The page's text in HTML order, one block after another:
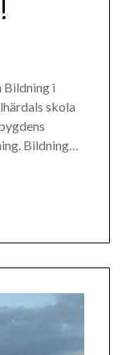
Bildning i
skola
Bildning…